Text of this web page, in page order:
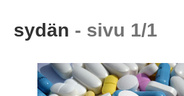
sydän - sivu 1/1